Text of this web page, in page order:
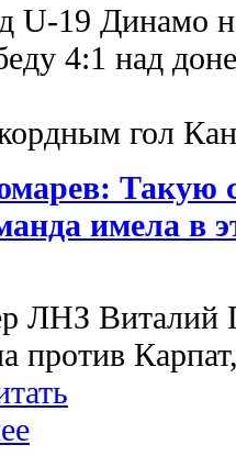
U-19 Динамо
4:1 над
гол
Такую
имела в
ЛНЗ Виталий
против